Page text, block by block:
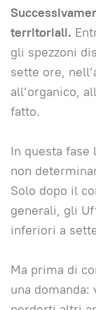
territoriali.
gli spezzoni
sette ore,
all’organico,
fatto.
In questa fase
non
Solo dopo il
generali, gli
inferiori a
Ma prima di
una